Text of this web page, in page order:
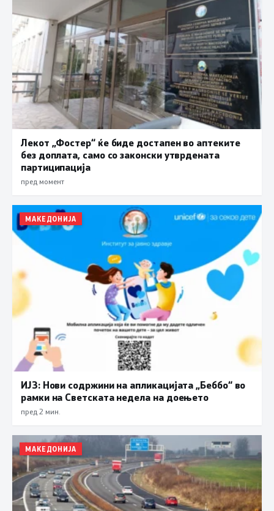
Лекот „Фостер“ ќе биде достапен во аптеките
без доплата, само со законски утврдената
партиципација
пред момент
МАКЕДОНИЈА
ИЈЗ: Нови содржини на апликацијата „Беббо“ во
рамки на Светската недела на доењето
пред 2 мин.
МАКЕДОНИЈА